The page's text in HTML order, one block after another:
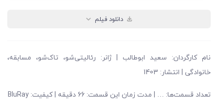
دانلود فیلم
نام کارگردان: سعید ابوطالب | ژانر: رئالیتی‌شو، تاک‌شو، مسابقه،
خانوادگی | انتشار: 1403
تعداد قسمت‌ها: … | مدت زمان این قسمت: 66 دقیقه | کیفیت: BluRay